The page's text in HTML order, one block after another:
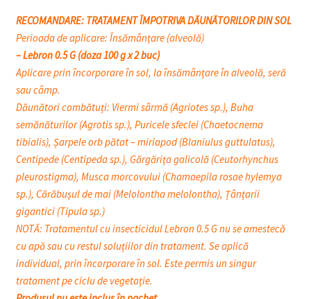
RECOMANDARE: TRATAMENT ÎMPOTRIVA DĂUNĂTORILOR DIN SOL
Perioada de aplicare: Însămânțare (alveolă)
– Lebron 0.5 G (doza 100 g x 2 buc)
Aplicare prin încorporare în sol, la însămânțare în alveolă, seră
sau câmp.
Dăunători combătuți: Viermi sârmă (Agriotes sp.), Buha
semănăturilor (Agrotis sp.), Puricele sfeclei (Chaetocnema
tibialis), Șarpele orb pătat – miriapod (Blaniulus guttulatus),
Centipede (Centipeda sp.), Gărgărița galicolă (Ceutorhynchus
pleurostigma), Musca morcovului (Chamaepila rosae hylemya
sp.), Cărăbușul de mai (Melolontha melolontha), Țânțarii
gigantici (Tipula sp.)
NOTĂ: Tratamentul cu insecticidul Lebron 0.5 G nu se amestecă
cu apă sau cu restul soluțiilor din tratament. Se aplică
individual, prin încorporare în sol. Este permis un singur
tratament pe ciclu de vegetație.